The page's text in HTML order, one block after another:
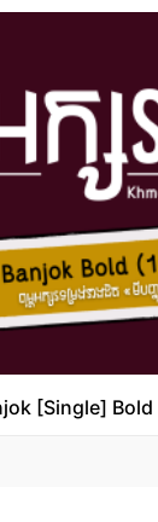
[Single]